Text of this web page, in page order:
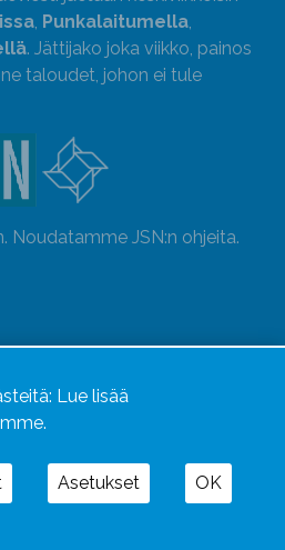
, Punkalaitumella,
. Jättijako joka viikko, painos
taloudet, johon ei tule
Noudatamme JSN:n ohjeita.
Lue lisää
Asetukset OK